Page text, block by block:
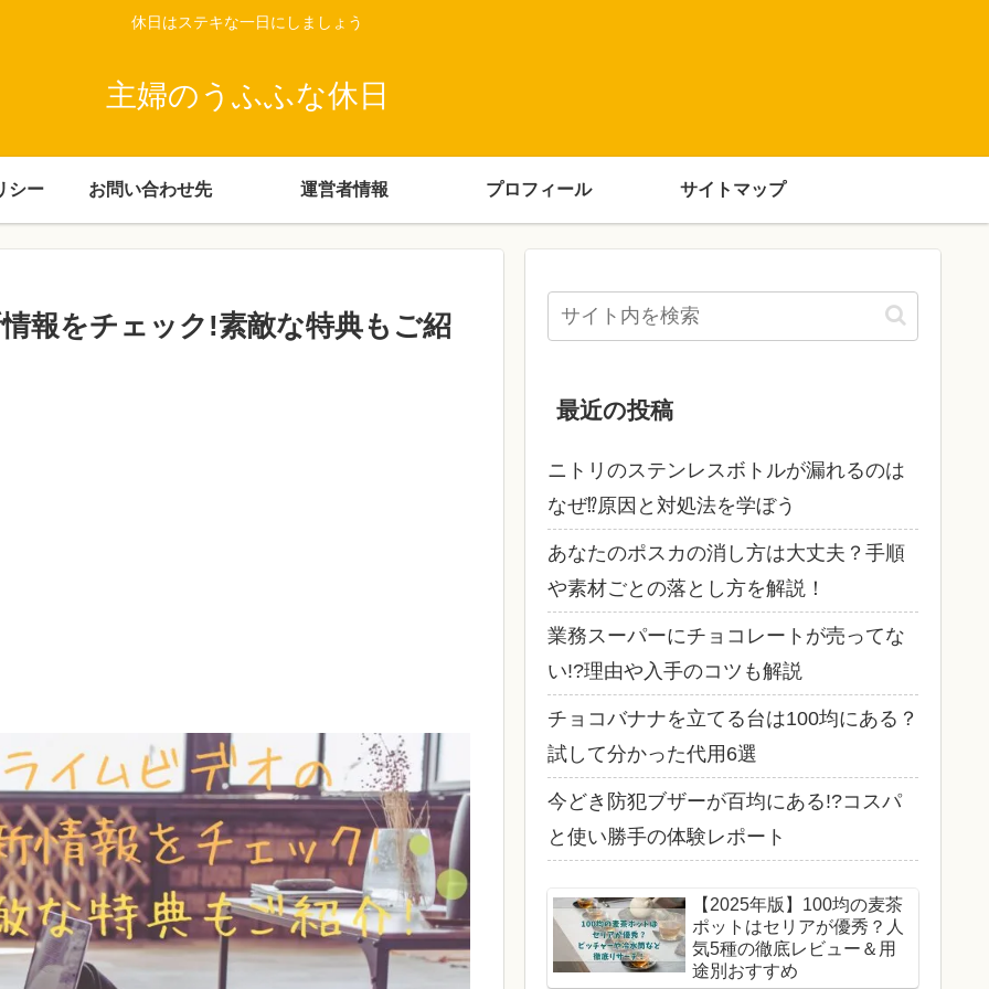
休日はステキな一日にしましょう
主婦のうふふな休日
シー お問い合わせ先 運営者情報 プロフィール サイトマップ
報をチェック!素敵な特典もご紹
最近の投稿
ニトリのステンレスボトルが漏れるのは
なぜ⁉原因と対処法を学ぼう
あなたのポスカの消し方は大丈夫？手順
や素材ごとの落とし方を解説！
業務スーパーにチョコレートが売ってな
い!?理由や入手のコツも解説
チョコバナナを立てる台は100均にある？
試して分かった代用6選
今どき防犯ブザーが百均にある!?コスパ
と使い勝手の体験レポート
【2025年版】100均の麦茶
ポットはセリアが優秀？人
気5種の徹底レビュー＆用
途別おすすめ